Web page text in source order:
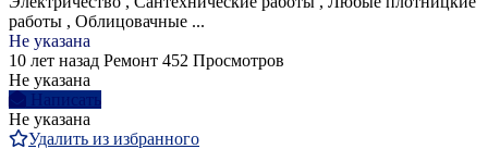
работы , Облицовачные ...
Не указана
10 лет назад Ремонт 452 Просмотров
Не указана
Написать
Не указана
Удалить из избранного